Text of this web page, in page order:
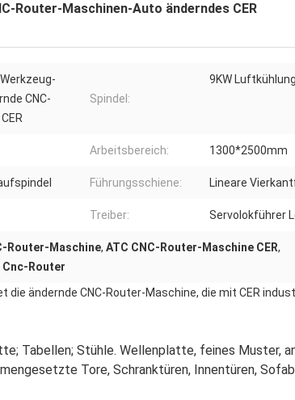
Router-Maschinen-Auto änderndes CER
CNC-
Spindel:
9KW
Arbeitsbereich: 1300*2500mm
Führungsschiene: Lineare
Treiber: Servolokführer
Router-Maschine, ATC CNC-Router-Maschine CER,
Router
ändernde CNC-Router-Maschine, die mit CER
Tabellen; Stühle. Wellenplatte, feines Muster,
Tore, Schranktüren, Innentüren,